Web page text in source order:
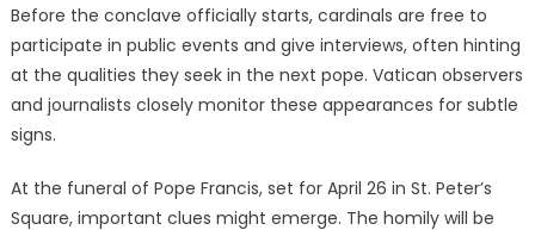
Before the conclave officially starts, cardinals are free to
participate in public events and give interviews, often hinting
at the qualities they seek in the next pope. Vatican observers
and journalists closely monitor these appearances for subtle
signs.
At the funeral of Pope Francis, set for April 26 in St. Peter’s
Square, important clues might emerge. The homily will be